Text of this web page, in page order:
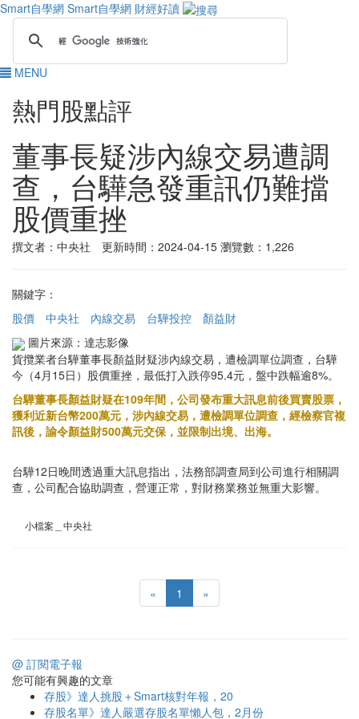
Smart自學網 Smart自學網 財經好讀
MENU
熱門股點評
董事長疑涉內線交易遭調
查，台驊急發重訊仍難擋
股價重挫
撰文者：中央社 更新時間：2024-04-15 瀏覽數：1,226
關鍵字：
股價
中央社 內線交易 台驊投控
顏益財
圖片來源：達志影像
貨攬業者台驊董事長顏益財疑涉內線交易，遭檢調單位調查，台驊
今（4月15日）股價重挫，最低打入跌停95.4元，盤中跌幅逾8%。
台驊董事長顏益財疑在109年間，公司發布重大訊息前後買賣股票，
獲利近新台幣200萬元，涉內線交易，遭檢調單位調查，經檢察官複
訊後，諭令顏益財500萬元交保，並限制出境、出海。
台驊12日晚間透過重大訊息指出，法務部調查局到公司進行相關調
查，公司配合協助調查，營運正常，對財務業務並無重大影響。
小檔案＿中央社
« 1 »
@ 訂閱電子報
您可能有興趣的文章
存股》達人挑股＋Smart核對年報，20
存股名單》達人嚴選存股名單懶人包，2月份